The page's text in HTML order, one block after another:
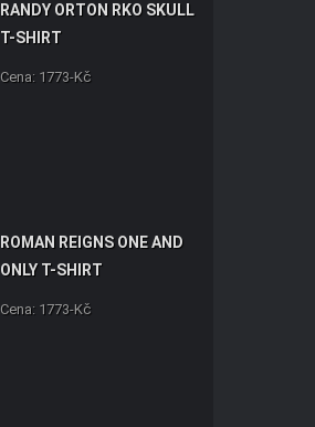
RANDY ORTON RKO SKULL
T-SHIRT
Cena: 1773-Kč
ROMAN REIGNS ONE AND
ONLY T-SHIRT
Cena: 1773-Kč